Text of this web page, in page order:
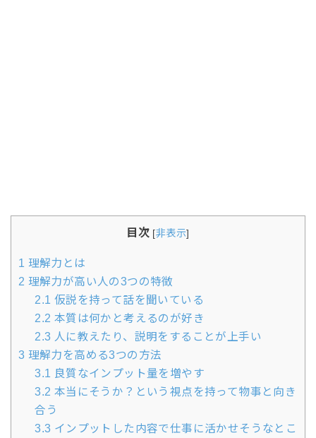
目次 [非表示]
1 理解力とは
2 理解力が高い人の3つの特徴
2.1 仮説を持って話を聞いている
2.2 本質は何かと考えるのが好き
2.3 人に教えたり、説明をすることが上手い
3 理解力を高める3つの方法
3.1 良質なインプット量を増やす
3.2 本当にそうか？という視点を持って物事と向き
合う
3.3 インプットした内容で仕事に活かせそうなとこ